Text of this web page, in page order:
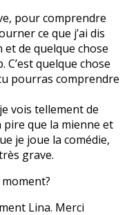
pour comprendre
ce que j’ai dis
et de quelque chose
quelque chose
pourras comprendre
vois tellement de
pire que la mienne et
je joue la comédie,
grave.
Lina. Merci